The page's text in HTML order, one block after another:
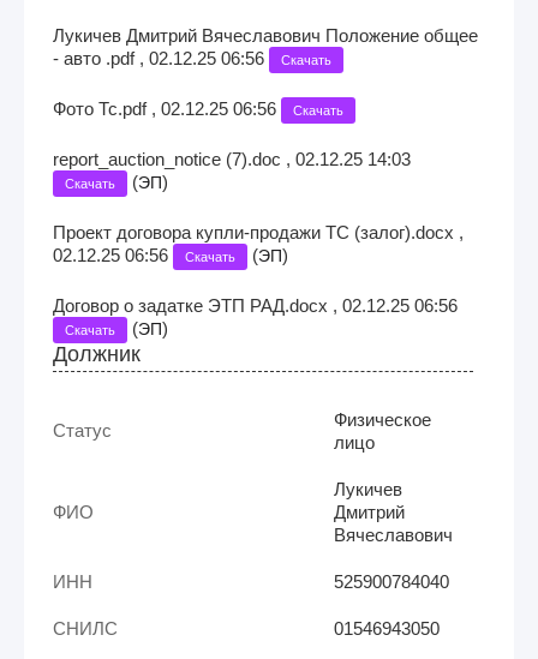
Лукичев Дмитрий Вячеславович Положение общее
- авто .pdf , 02.12.25 06:56
Скачать
Фото Тс.pdf , 02.12.25 06:56 Скачать
report_auction_notice (7).doc , 02.12.25 14:03
Скачать (ЭП)
Проект договора купли-продажи ТС (залог).docx ,
02.12.25 06:56
Скачать (ЭП)
Договор о задатке ЭТП РАД.docx , 02.12.25 06:56
Скачать (ЭП)
Должник
Статус
Физическое
лицо
ФИО
Лукичев
Дмитрий
Вячеславович
ИНН 525900784040
СНИЛС 01546943050